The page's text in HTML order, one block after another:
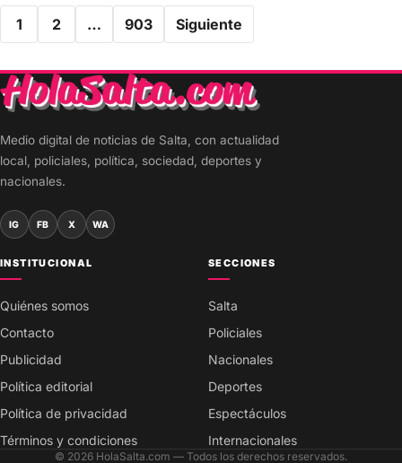
entradas
1 2 … 903 Siguiente
Medio digital de noticias de Salta, con actualidad
local, policiales, política, sociedad, deportes y
nacionales.
IG FB X WA
INSTITUCIONAL
Quiénes somos
Contacto
Publicidad
Política editorial
Política de privacidad
Términos y condiciones
SECCIONES
Salta
Policiales
Nacionales
Deportes
Espectáculos
Internacionales
© 2026 HolaSalta.com — Todos los derechos reservados.